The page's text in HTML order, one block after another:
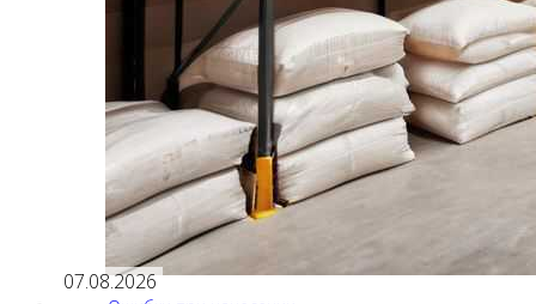
07.08.2026